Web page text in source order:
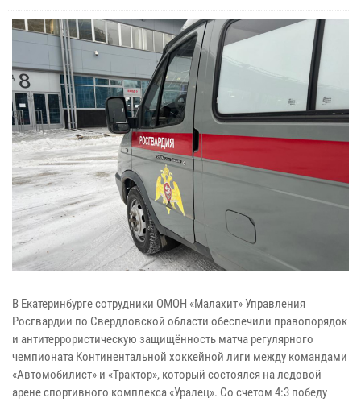
В Екатеринбурге сотрудники ОМОН «Малахит» Управления
Росгвардии по Свердловской области обеспечили правопорядок
и антитеррористическую защищённость матча регулярного
чемпионата Континентальной хоккейной лиги между командами
«Автомобилист» и «Трактор», который состоялся на ледовой
арене спортивного комплекса «Уралец». Со счетом 4:3 победу